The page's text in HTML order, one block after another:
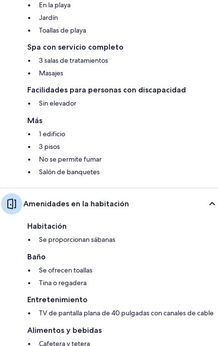
En la playa
Jardín
Toallas de playa
Spa con servicio completo
3 salas de tratamientos
Masajes
Facilidades para personas con discapacidad
Sin elevador
Más
1 edificio
3 pisos
No se permite fumar
Salón de banquetes
Amenidades en la habitación
Habitación
Se proporcionan sábanas
Baño
Se ofrecen toallas
Tina o regadera
Entretenimiento
TV de pantalla plana de 40 pulgadas con canales de cable
Alimentos y bebidas
Cafetera y tetera